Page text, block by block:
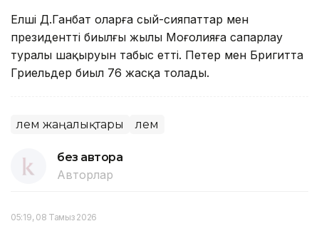
Елші Д.Ганбат оларға сый-сияпаттар мен
президенттің биылғы жылы Моңғолияға сапарлау
туралы шақыруын табыс етті. Петер мен Бригитта
Гриельдер биыл 76 жасқа толады.
Әлем жаңалықтары Әлем
без автора
Авторлар
05:19, 08 Тамыз 2026